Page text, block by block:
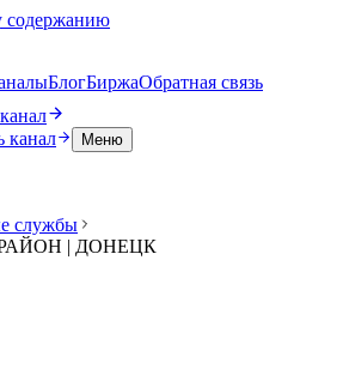
содержанию
БлогБиржаОбратная связь
канал Меню
службы
| ДОНЕЦК